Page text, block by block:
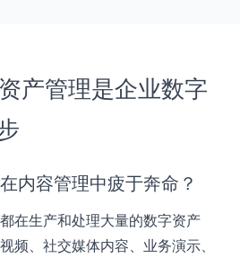
产管理是企业数字
内容管理中疲于奔命？
在生产和处理大量的数字资产
、社交媒体内容、业务演示、